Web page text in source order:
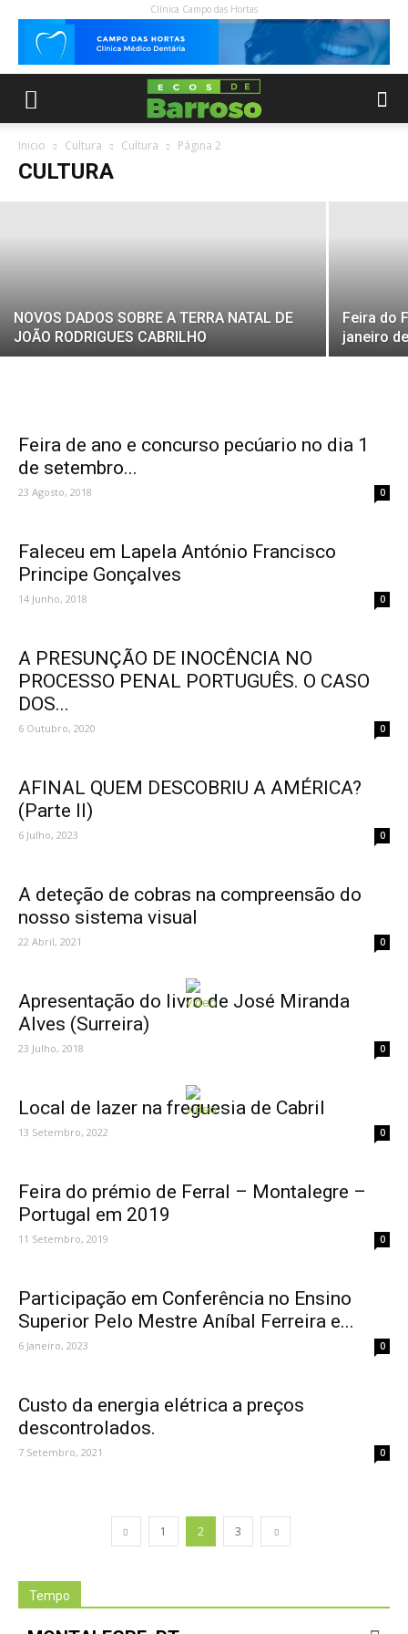
Clínica Campo das Hortas
Inicio Cultura Cultura Página 2
CULTURA
A História das Freguesias de Covelo do
Gerês e Ferral – Montalegre (1)
22 Maio, 2023
NOVOS DADOS SOBRE A TERRA NATAL DE
JOÃO RODRIGUES CABRILHO
Feira do
janeiro
Feira de ano e concurso pecúario no dia 1
de setembro...
23 Agosto, 2018 0
Faleceu em Lapela António Francisco
Principe Gonçalves
14 Junho, 2018 0
A PRESUNÇÃO DE INOCÊNCIA NO
PROCESSO PENAL PORTUGUÊS. O CASO
DOS...
6 Outubro, 2020 0
AFINAL QUEM DESCOBRIU A AMÉRICA?
(Parte II)
6 Julho, 2023 0
A deteção de cobras na compreensão do
nosso sistema visual
22 Abril, 2021 0
Apresentação do livro de José Miranda
Alves (Surreira)
23 Julho, 2018 0
Local de lazer na freguesia de Cabril
13 Setembro, 2022 0
Feira do prémio de Ferral – Montalegre –
Portugal em 2019
11 Setembro, 2019 0
Participação em Conferência no Ensino
Superior Pelo Mestre Aníbal Ferreira e...
6 Janeiro, 2023 0
Custo da energia elétrica a preços
descontrolados.
7 Setembro, 2021 0
1 2 3
Tempo